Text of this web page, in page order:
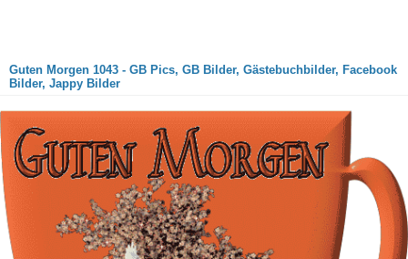
Guten Morgen 1043 - GB Pics, GB Bilder, Gästebuchbilder, Facebook
Bilder, Jappy Bilder